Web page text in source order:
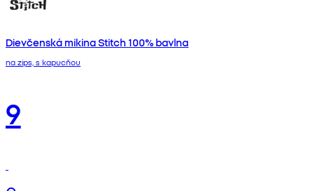
Dievčenská mikina Stitch 100% bavlna
na zips, s kapucňou
9